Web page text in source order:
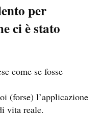
per
ci è stato
come se fosse
(forse) l’applicazione
vita reale.